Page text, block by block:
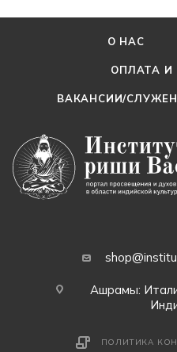
О НАС
ОПЛАТА И
ВАКАНСИИ/
Ашрамы:
ПОЛИТИКА